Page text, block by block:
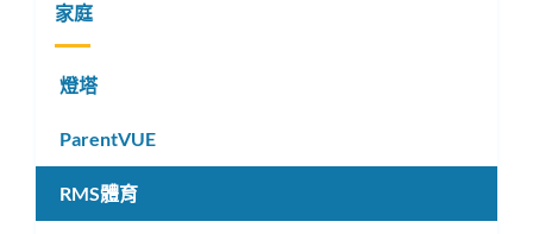
家庭
燈塔
ParentVUE
RMS體育